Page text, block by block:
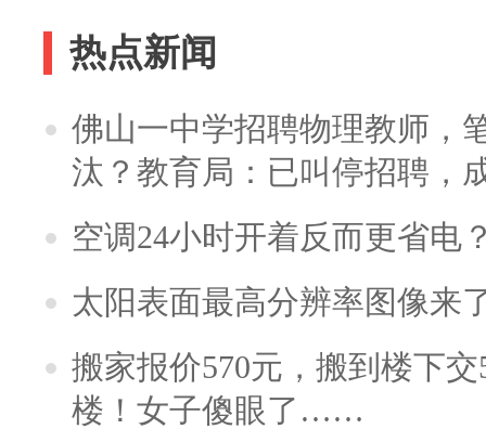
热点新闻
佛山一中学招聘物理教师，
汰？教育局：已叫停招聘，
空调24小时开着反而更省电
太阳表面最高分辨率图像来
搬家报价570元，搬到楼下
楼！女子傻眼了……